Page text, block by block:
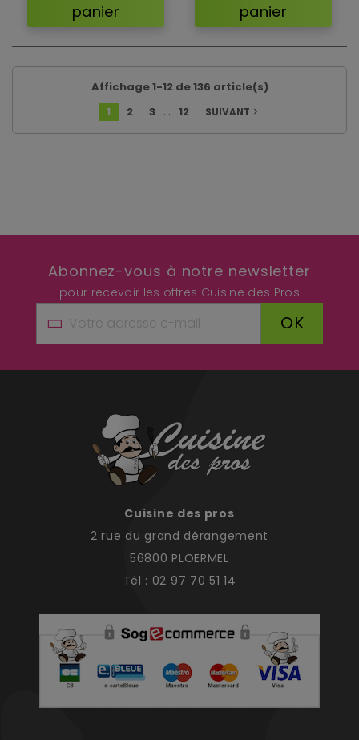
panier
panier
Affichage 1-12 de 136 article(s)
1
2 3 … 12 SUIVANT navigate_next
Abonnez-vous à notre newsletter
pour recevoir les offres Cuisine des Pros
OK
Cuisine des pros
2 rue du grand dérangement
56800 PLOERMEL
Tél : 02 97 70 51 14